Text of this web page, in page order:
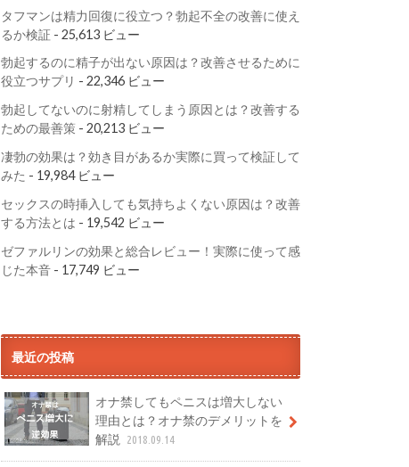
タフマンは精力回復に役立つ？勃起不全の改善に使え
るか検証 - 25,613 ビュー
勃起するのに精子が出ない原因は？改善させるために
役立つサプリ - 22,346 ビュー
勃起してないのに射精してしまう原因とは？改善する
ための最善策 - 20,213 ビュー
凄勃の効果は？効き目があるか実際に買って検証して
みた - 19,984 ビュー
セックスの時挿入しても気持ちよくない原因は？改善
する方法とは - 19,542 ビュー
ゼファルリンの効果と総合レビュー！実際に使って感
じた本音 - 17,749 ビュー
最近の投稿
オナ禁してもペニスは増大しない
理由とは？オナ禁のデメリットを
解説
2018.09.14